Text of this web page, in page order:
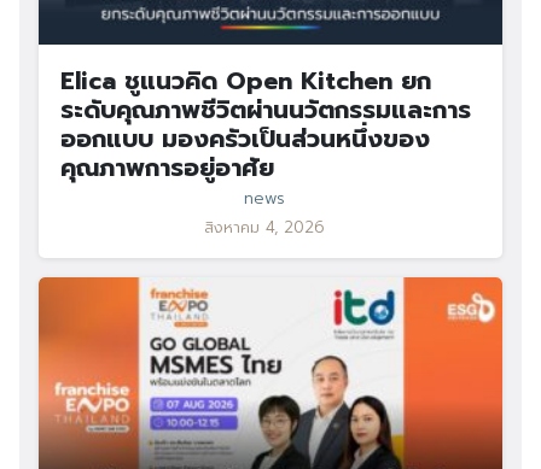
Elica ชูแนวคิด Open Kitchen ยก
ระดับคุณภาพชีวิตผ่านนวัตกรรมและการ
ออกแบบ มองครัวเป็นส่วนหนึ่งของ
คุณภาพการอยู่อาศัย
news
สิงหาคม 4, 2026